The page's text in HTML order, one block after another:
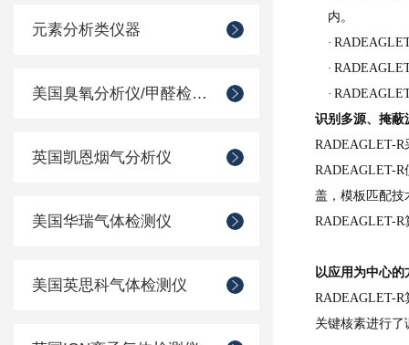
元素分析类仪器
美国臭氧分析仪/甲醛检测仪
英国凯恩烟气分析仪
美国华瑞气体检测仪
美国英思科气体检测仪
内。
·
·
·
识别多源、掩蔽
RADEAGLET-
RADEAGLET-
盖，模板匹配技
RADEAGLET-
以应用为中心的
RADEAGLET-
关键核素进行了